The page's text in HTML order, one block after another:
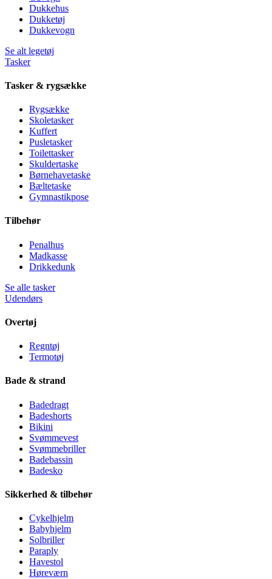
Dukkehus
Dukketøj
Dukkevogn
Se alt legetøj
Tasker
Tasker & rygsække
Rygsække
Skoletasker
Kuffert
Pusletasker
Toilettasker
Skuldertaske
Børnehavetaske
Bæltetaske
Gymnastikpose
Tilbehør
Penalhus
Madkasse
Drikkedunk
Se alle tasker
Udendørs
Overtøj
Regntøj
Termotøj
Bade & strand
Badedragt
Badeshorts
Bikini
Svømmevest
Svømmebriller
Badebassin
Badesko
Sikkerhed & tilbehør
Cykelhjelm
Babyhjelm
Solbriller
Paraply
Havestol
Høreværn